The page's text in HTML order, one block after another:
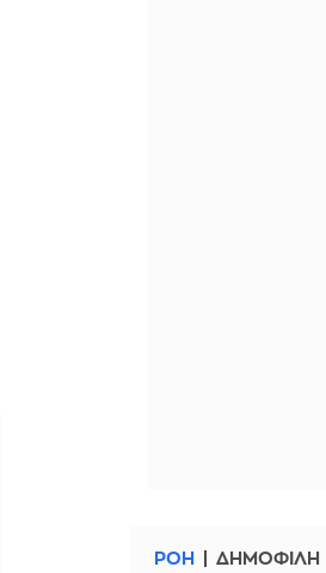
ΡΟΗ ΔΗΜΟΦΙΛΗ